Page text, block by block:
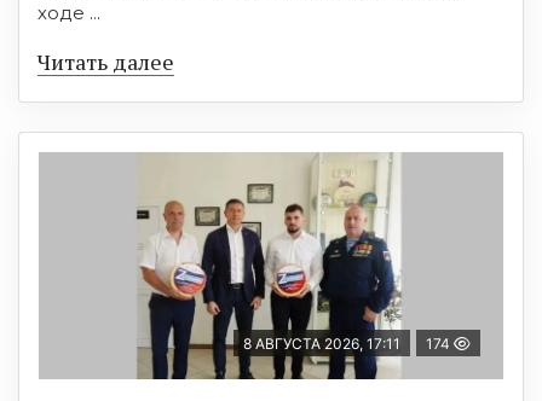
ходе ...
Читать далее
8 АВГУСТА 2026, 17:11 174